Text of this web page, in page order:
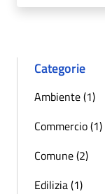
Categorie
Ambiente (1)
Commercio (1)
Comune (2)
Edilizia (1)